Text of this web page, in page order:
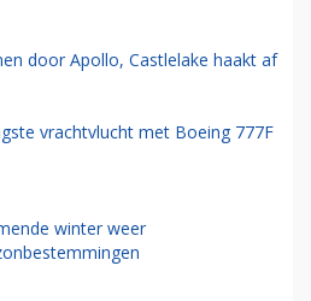
door Apollo, Castlelake haakt af
vrachtvlucht met Boeing 777F
winter weer